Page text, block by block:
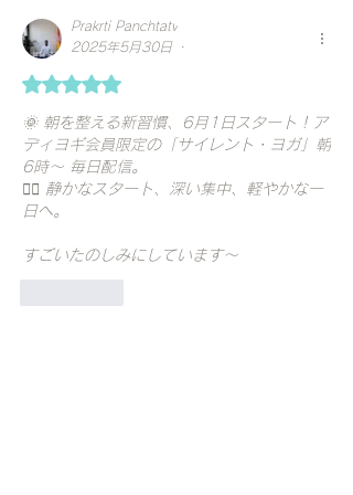
Prakrti Panchtatv
2025年5月30日
•
5つ星のうち5と評価されています。
🌞 朝を整える新習慣、6月1日スタート！ア
ディヨギ会員限定の「サイレント・ヨガ」朝
6時〜 毎日配信。
🧘‍♀️ 静かなスタート、深い集中、軽やかな一
日へ。
すごいたのしみにしています～